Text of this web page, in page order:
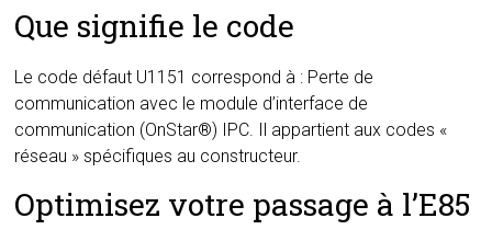
Que signifie le code
Le code défaut U1151 correspond à : Perte de
communication avec le module d’interface de
communication (OnStar®) IPC. Il appartient aux codes «
réseau » spécifiques au constructeur.
Optimisez votre passage à l’E85